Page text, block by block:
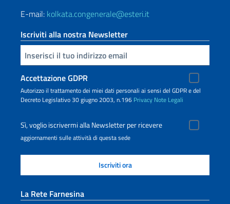
E-mail: kolkata.congenerale@esteri.it
Iscriviti alla nostra Newsletter
Inserisci la tua email
Accettazione GDPR
Autorizzo il trattamento dei miei dati personali ai sensi del GDPR e del
Decreto Legislativo 30 giugno 2003, n.196 Privacy Note Legali
Sì, voglio iscrivermi alla Newsletter per ricevere
aggiornamenti sulle attività di questa sede
La Rete Farnesina